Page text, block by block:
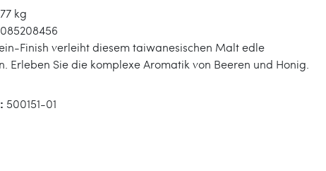
kg
Finish verleiht diesem taiwanesischen Malt edle
Erleben Sie die komplexe Aromatik von Beeren und Honig.
500151-01